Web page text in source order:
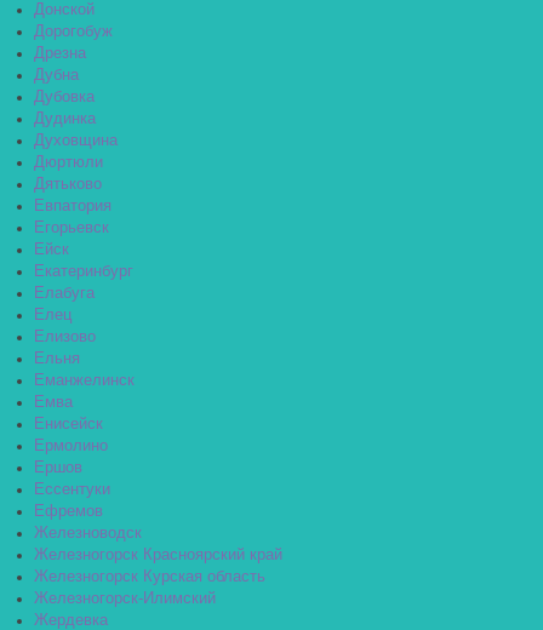
Донской
Дорогобуж
Дрезна
Дубна
Дубовка
Дудинка
Духовщина
Дюртюли
Дятьково
Евпатория
Егорьевск
Ейск
Екатеринбург
Елабуга
Елец
Елизово
Ельня
Еманжелинск
Емва
Енисейск
Ермолино
Ершов
Ессентуки
Ефремов
Железноводск
Железногорск Красноярский край
Железногорск Курская область
Железногорск-Илимский
Жердевка